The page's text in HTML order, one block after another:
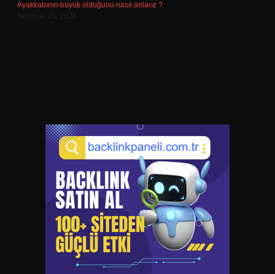
Ayakkabının büyük olduğunu nasıl anlarız ?
Temmuz 25, 2026